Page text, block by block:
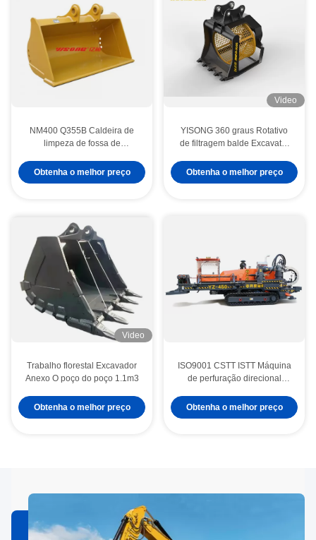
NM400 Q355B Caldeira de
limpeza de fossa de
Obtenha o melhor preço
Video
YISONG 360 graus Rotativo
de filtragem balde Excavator
Obtenha o melhor preço
Video
Trabalho florestal Excavador
Anexo O poço do poço 1.1m3
Obtenha o melhor preço
ISO9001 CSTT ISTT Máquina
de perfuração direcional
Obtenha o melhor preço